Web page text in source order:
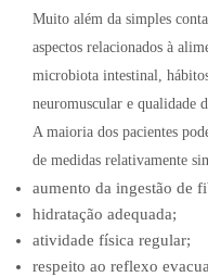
Muito além da simples
aspectos relacionados à
microbiota intestinal,
neuromuscular e qualidade
A maioria dos pacientes
de medidas relativamente
aumento da ingestão de
hidratação adequada;
atividade física regular;
respeito ao reflexo